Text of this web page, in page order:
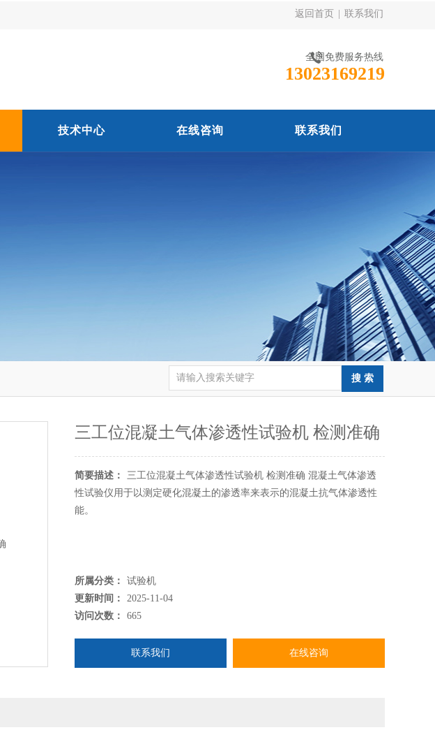
返回首页 联系我们
全国免费服务热线
13023169219
技术中心 在线咨询 联系我们
三工位混凝土气体渗透性试验机 检测准确
简要描述：
三工位混凝土气体渗透性试验机 检测准确 混凝土气体渗透
性试验仪用于以测定硬化混凝土的渗透率来表示的混凝土抗气体渗透性
能。
所属分类：
试验机
更新时间：
2025-11-04
访问次数：
665
联系我们 在线咨询